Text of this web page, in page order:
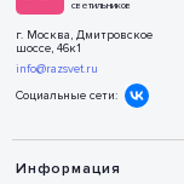
светильников
г. Москва, Дмитровское
шоссе, 46к1
info@razsvet.ru
Социальные сети:
Информация